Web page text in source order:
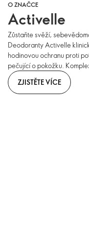
O ZNAČCE
Activelle
Zůstaňte svěží,
Deodoranty Activelle
hodinovou ochranu proti
pečující o pokožku.
ZJISTĚTE VÍCE